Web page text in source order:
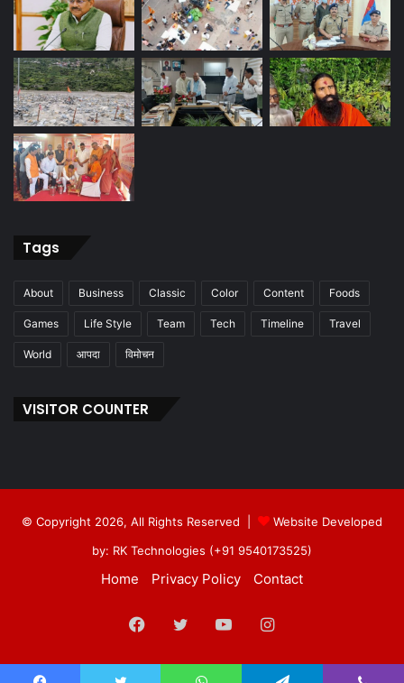
Tags
About Business Classic Color Content Foods
Games Life Style Team Tech Timeline Travel
World आपदा विमोचन
VISITOR COUNTER
© Copyright 2026, All Rights Reserved |
Website Developed
by: RK Technologies (+91 9540173525)
Home Privacy Policy Contact
Facebook
TwitterYouTubeInstagram